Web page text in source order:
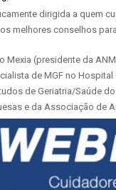
dirigida a quem
melhores conselhos
(presidente da
de MGF no
de Geriatria/Saúde
e da Associação de